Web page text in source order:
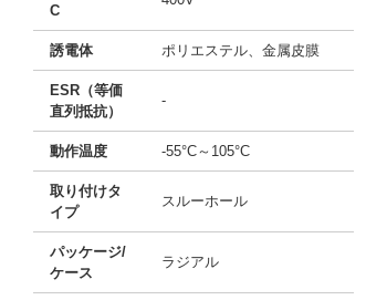
C
誘電体 ポリエステル、金属皮膜
ESR（等価
直列抵抗）
-
動作温度 -55°C～105°C
取り付けタ
イプ
スルーホール
パッケージ/
ケース
ラジアル